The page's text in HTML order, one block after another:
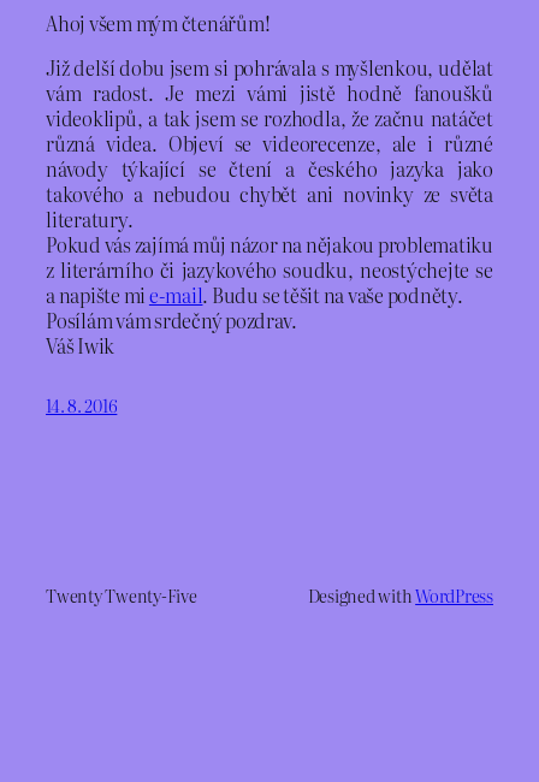
Ahoj všem mým čtenářům!
Již delší dobu jsem si pohrávala s myšlenkou, udělat
vám radost. Je mezi vámi jistě hodně fanoušků
videoklipů, a tak jsem se rozhodla, že začnu natáčet
různá videa. Objeví se videorecenze, ale i různé
návody týkající se čtení a českého jazyka jako
takového a nebudou chybět ani novinky ze světa
literatury.
Pokud vás zajímá můj názor na nějakou problematiku
z literárního či jazykového soudku, neostýchejte se
a napište mie-mail. Budu se těšit na vaše podněty.
Posílám vám srdečný pozdrav.
Váš Iwik
14. 8. 2016
Twenty Twenty-Five Designed withWordPress